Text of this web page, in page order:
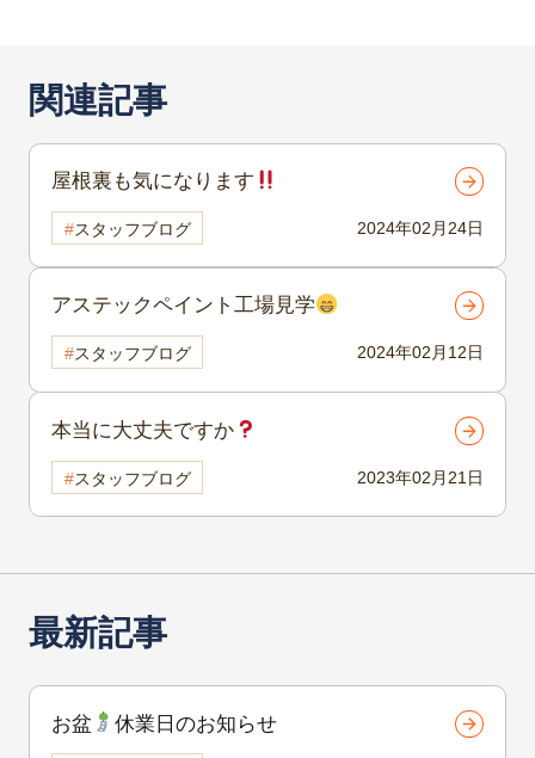
最新記事
お盆 休業日のお知らせ
関連記事
2024年02月24日
屋根裏も気になります
スタッフブログ
2024年02月12日
アステックペイント工場見学
スタッフブログ
2023年02月21日
本当に大丈夫ですか
スタッフブログ